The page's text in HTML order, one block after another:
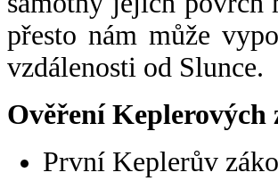
přesto nám může
vzdálenosti od Slunce.
Ověření
První Keplerův